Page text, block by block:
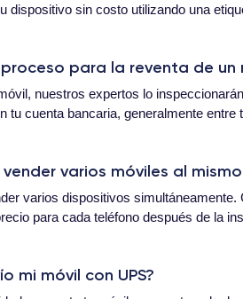
dispositivo sin costo utilizando una
proceso para la reventa de un
nuestros expertos lo
tu cuenta bancaria, generalmente entre
vender varios móviles al
varios dispositivos
para cada teléfono después de la
mi móvil con UPS?